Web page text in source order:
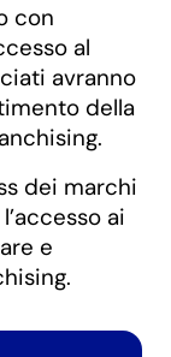
con
al
avranno
della
dei marchi
ai
e